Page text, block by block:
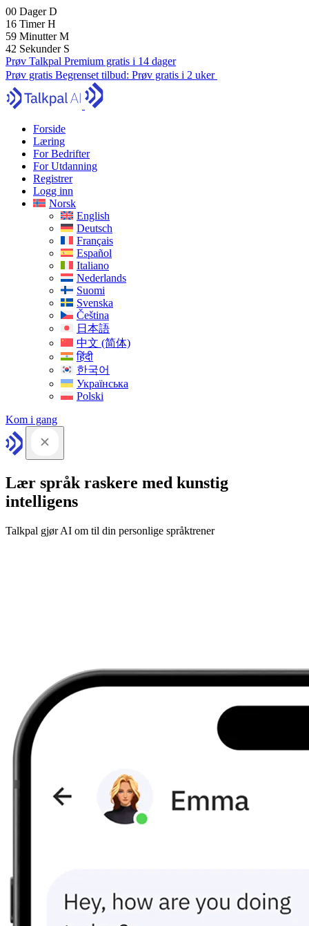
00 DagerD
16 TimerH
59 MinutterM
41 Sekunder S
Prøv Talkpal Premium gratis i 14 dager
Prøv gratis Begrenset tilbud: Prøv gratis i 2 uker
Forside
Læring
For Bedrifter
For Utdanning
Registrer
Logg inn
Norsk
English
Deutsch
Français
Español
Italiano
Nederlands
Suomi
Svenska
Čeština
日本語
中文 (简体)
हिंदी
한국어
Українська
Polski
Kom i gang
Lær språk raskere med kunstig
intelligens
Talkpal gjør AI om til din personlige språktrener